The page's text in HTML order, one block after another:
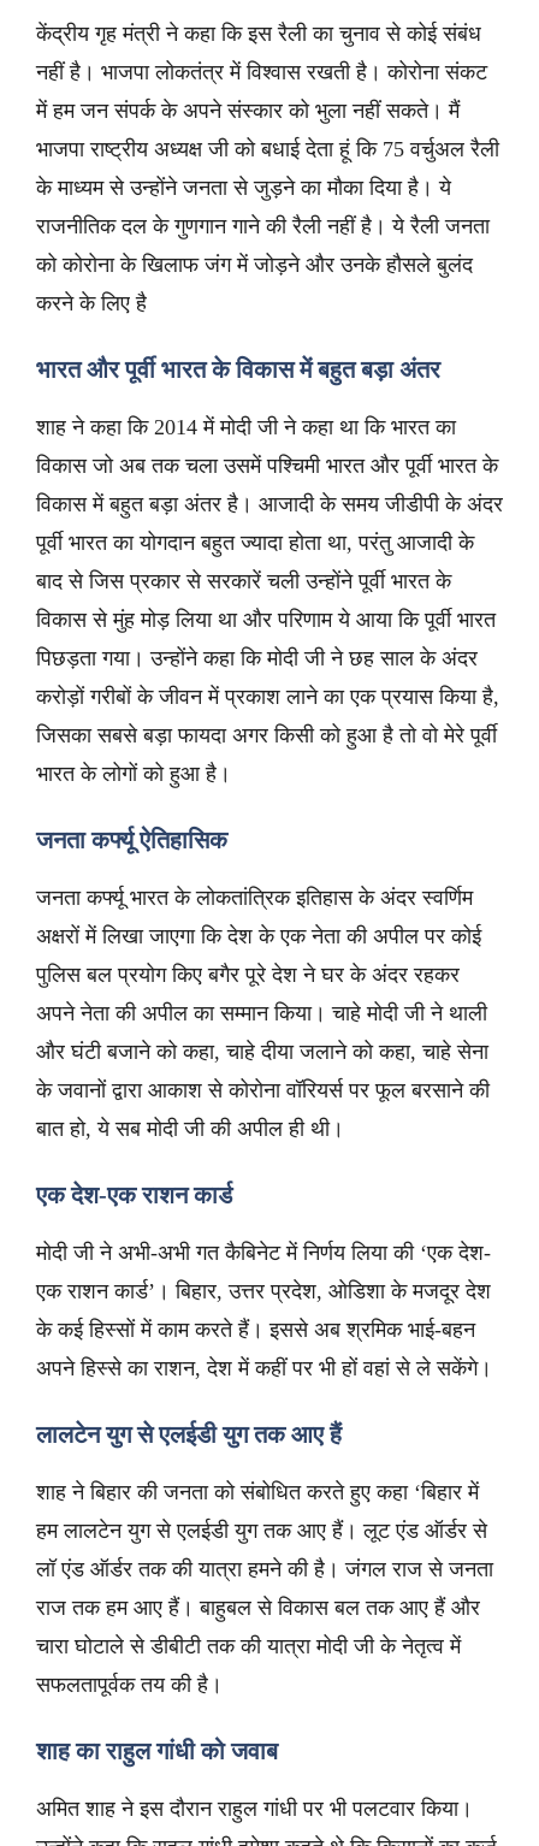
केंद्रीय गृह मंत्री ने कहा कि इस रैली का चुनाव से कोई संबंध
नहीं है। भाजपा लोकतंत्र में विश्वास रखती है। कोरोना संकट
में हम जन संपर्क के अपने संस्कार को भुला नहीं सकते। मैं
भाजपा राष्ट्रीय अध्यक्ष जी को बधाई देता हूं कि 75 वर्चुअल रैली
के माध्यम से उन्होंने जनता से जुड़ने का मौका दिया है। ये
राजनीतिक दल के गुणगान गाने की रैली नहीं है। ये रैली जनता
को कोरोना के खिलाफ जंग में जोड़ने और उनके हौसले बुलंद
करने के लिए है
भारत और पूर्वी भारत के विकास में बहुत बड़ा अंतर
शाह ने कहा कि 2014 में मोदी जी ने कहा था कि भारत का
विकास जो अब तक चला उसमें पश्चिमी भारत और पूर्वी भारत के
विकास में बहुत बड़ा अंतर है। आजादी के समय जीडीपी के अंदर
पूर्वी भारत का योगदान बहुत ज्यादा होता था, परंतु आजादी के
बाद से जिस प्रकार से सरकारें चली उन्होंने पूर्वी भारत के
विकास से मुंह मोड़ लिया था और परिणाम ये आया कि पूर्वी भारत
पिछड़ता गया। उन्होंने कहा कि मोदी जी ने छह साल के अंदर
करोड़ों गरीबों के जीवन में प्रकाश लाने का एक प्रयास किया है,
जिसका सबसे बड़ा फायदा अगर किसी को हुआ है तो वो मेरे पूर्वी
भारत के लोगों को हुआ है।
जनता कर्फ्यू ऐतिहासिक
जनता कर्फ्यू भारत के लोकतांत्रिक इतिहास के अंदर स्वर्णिम
अक्षरों में लिखा जाएगा कि देश के एक नेता की अपील पर कोई
पुलिस बल प्रयोग किए बगैर पूरे देश ने घर के अंदर रहकर
अपने नेता की अपील का सम्मान किया। चाहे मोदी जी ने थाली
और घंटी बजाने को कहा, चाहे दीया जलाने को कहा, चाहे सेना
के जवानों द्वारा आकाश से कोरोना वॉरियर्स पर फूल बरसाने की
बात हो, ये सब मोदी जी की अपील ही थी।
एक देश-एक राशन कार्ड
मोदी जी ने अभी-अभी गत कैबिनेट में निर्णय लिया की ‘एक देश-
एक राशन कार्ड’। बिहार, उत्तर प्रदेश, ओडिशा के मजदूर देश
के कई हिस्सों में काम करते हैं। इससे अब श्रमिक भाई-बहन
अपने हिस्से का राशन, देश में कहीं पर भी हों वहां से ले सकेंगे।
लालटेन युग से एलईडी युग तक आए हैं
शाह ने बिहार की जनता को संबोधित करते हुए कहा ‘बिहार में
हम लालटेन युग से एलईडी युग तक आए हैं। लूट एंड ऑर्डर से
लॉ एंड ऑर्डर तक की यात्रा हमने की है। जंगल राज से जनता
राज तक हम आए हैं। बाहुबल से विकास बल तक आए हैं और
चारा घोटाले से डीबीटी तक की यात्रा मोदी जी के नेतृत्व में
सफलतापूर्वक तय की है।
शाह का राहुल गांधी को जवाब
अमित शाह ने इस दौरान राहुल गांधी पर भी पलटवार किया।